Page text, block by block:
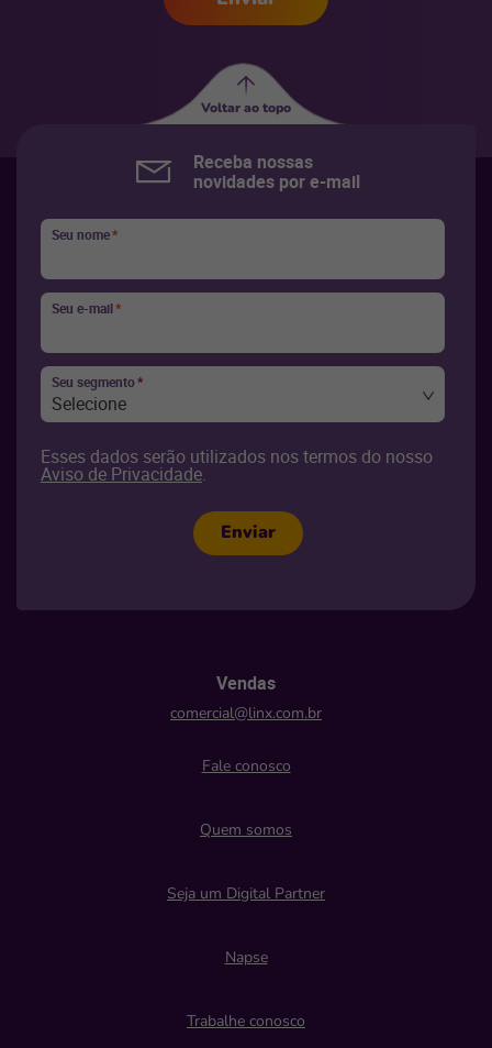
Voltar ao topo
Receba nossas
novidades por e-mail
Seu nome*
Seu e-mail*
Seu segmento*
Selecione
Esses dados serão utilizados nos termos do nosso
Aviso de Privacidade.
Enviar
Vendas
comercial@linx.com.br
Fale conosco
Quem somos
Seja um Digital Partner
Napse
Trabalhe conosco